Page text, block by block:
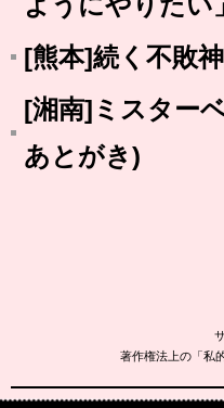
[熊本]続く不敗
[湘南]ミスター
あとがき)
著作権法上の「私